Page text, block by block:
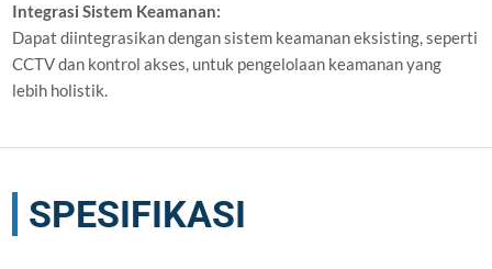
Integrasi Sistem Keamanan:
Dapat diintegrasikan dengan sistem keamanan eksisting, seperti
CCTV dan kontrol akses, untuk pengelolaan keamanan yang
lebih holistik.
SPESIFIKASI